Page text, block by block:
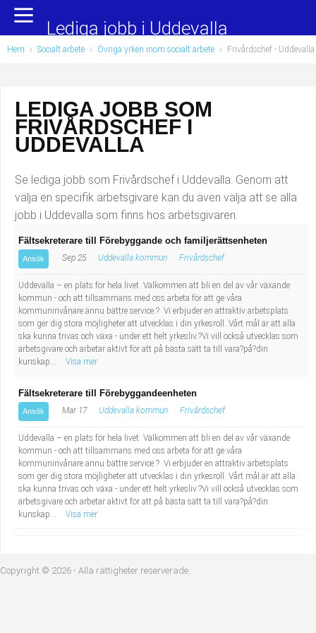
Yrkesområden
Administration, ekonomi, juridik
Chefer och verksamhetsledare
Data/IT
Försäljning, inköp, marknadsföring
Hotell, restaurang, storhushåll
Hälso- och sjukvård
Industriell tillverkning
Installation, drift, underhåll
Kropps- och skönhetsvård
Kultur, media, design
Militärt arbete
Naturbruk
Pedagogiskt arbete
Populära jobb
Undersköterska, hemtjänst och äldreboende
Barnskötare
Lärare i förskola/Förskollärare
Lagerarbetare
Elevassistent
Personlig assistent
Behandlingsassistent/Socialpedagog
Tandsköterska
Budbilsförare
Tidningsbud/Tidningsdistributör
Lärare i fritidshem/Fritidspedagog
Taxiförare/Taxichaufför
sekreterare
Lediga jobb i Uddevalla
Hem › Socialt arbete › Övriga yrken inom socialt arbete › Frivårdschef - Uddevalla
LEDIGA JOBB SOM
FRIVÅRDSCHEF I
UDDEVALLA
Se lediga jobb som Frivårdschef i Uddevalla. Genom att
välja en specifik arbetsgivare kan du även välja att se alla
jobb i Uddevalla som finns hos arbetsgivaren.
Fältsekreterare till Förebyggande och familjerättsenheten
Ansök Sep 25 Uddevalla kommun Frivårdschef
Uddevalla – en plats för hela livet Välkommen att bli en del av vår växande
kommun - och att tillsammans med oss arbeta för att ge våra
kommuninvånare ännu bättre service.? Vi erbjuder en attraktiv arbetsplats
som ger dig stora möjligheter att utvecklas i din yrkesroll. Vårt mål är att alla
ska kunna trivas och växa - under ett helt yrkesliv.?Vi vill också utvecklas som
arbetsgivare och arbetar aktivt för att på bästa sätt ta till vara?på?din
kunskap...
Visa mer
Fältsekreterare till Förebyggandeenheten
Ansök Mar 17 Uddevalla kommun Frivårdschef
Uddevalla – en plats för hela livet Välkommen att bli en del av vår växande
kommun - och att tillsammans med oss arbeta för att ge våra
kommuninvånare ännu bättre service.? Vi erbjuder en attraktiv arbetsplats
som ger dig stora möjligheter att utvecklas i din yrkesroll. Vårt mål är att alla
ska kunna trivas och växa - under ett helt yrkesliv.?Vi vill också utvecklas som
arbetsgivare och arbetar aktivt för att på bästa sätt ta till vara?på?din
kunskap...
Visa mer
Copyright © 2026 - Alla rättigheter reserverade.